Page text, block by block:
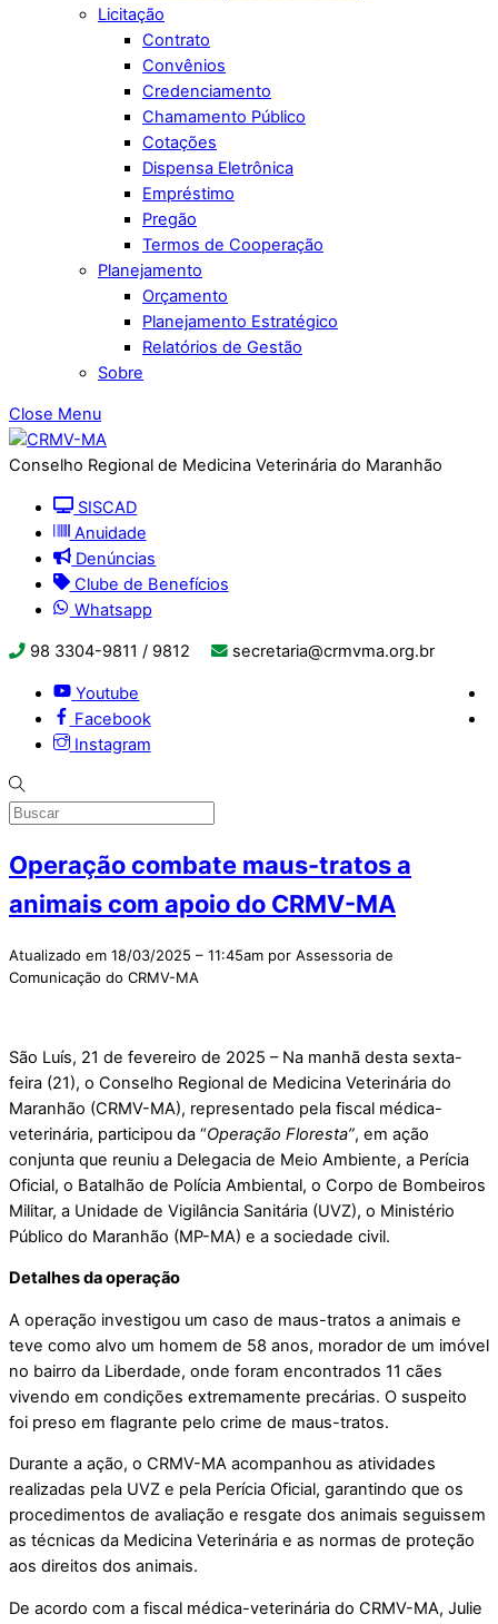
Licitação
Contrato
Convênios
Credenciamento
Chamamento Público
Cotações
Dispensa Eletrônica
Empréstimo
Pregão
Termos de Cooperação
Planejamento
Orçamento
Planejamento Estratégico
Relatórios de Gestão
Sobre
Close Menu
Conselho Regional de Medicina Veterinária do Maranhão
SISCAD
Anuidade
Denúncias
Clube de Benefícios
Whatsapp
98 3304-9811 / 9812 secretaria@crmvma.org.br
Youtube
Facebook
Instagram
Operação combate maus-tratos a
animais com apoio do CRMV-MA
Atualizado em 18/03/2025 – 11:45am por Assessoria de
Comunicação do CRMV-MA
São Luís, 21 de fevereiro de 2025 – Na manhã desta sexta-
feira (21), o Conselho Regional de Medicina Veterinária do
Maranhão (CRMV-MA), representado pela fiscal médica-
veterinária, participou da “Operação Floresta”, em ação
conjunta que reuniu a Delegacia de Meio Ambiente, a Perícia
Oficial, o Batalhão de Polícia Ambiental, o Corpo de Bombeiros
Militar, a Unidade de Vigilância Sanitária (UVZ), o Ministério
Público do Maranhão (MP-MA) e a sociedade civil.
Detalhes da operação
A operação investigou um caso de maus-tratos a animais e
teve como alvo um homem de 58 anos, morador de um imóvel
no bairro da Liberdade, onde foram encontrados 11 cães
vivendo em condições extremamente precárias. O suspeito
foi preso em flagrante pelo crime de maus-tratos.
Durante a ação, o CRMV-MA acompanhou as atividades
realizadas pela UVZ e pela Perícia Oficial, garantindo que os
procedimentos de avaliação e resgate dos animais seguissem
as técnicas da Medicina Veterinária e as normas de proteção
aos direitos dos animais.
De acordo com a fiscal médica-veterinária do CRMV-MA, Julie